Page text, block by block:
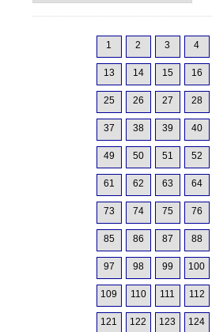
1 2 3 4
13 14 15 16
25 26 27 28
37 38 39 40
49 50 51 52
61 62 63 64
73 74 75 76
85 86 87 88
97 98 99 100
109 110 111 112
121 122 123 124